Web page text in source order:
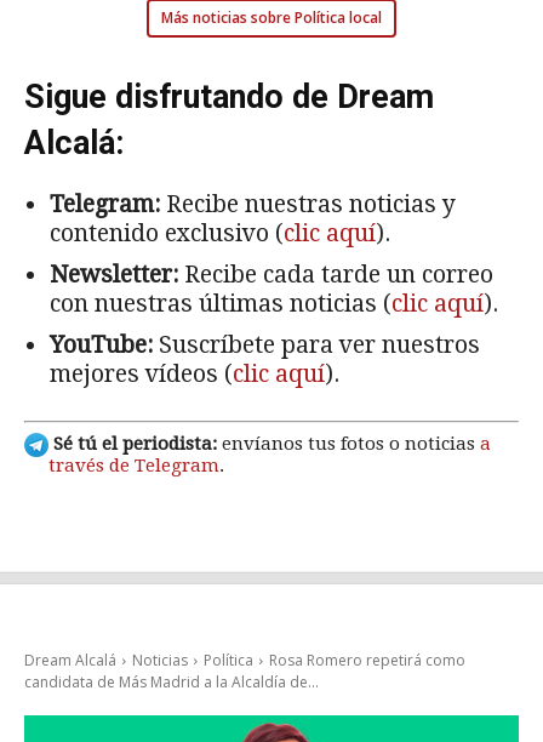
Más noticias sobre Política local
Sigue disfrutando de Dream
Alcalá:
Telegram: Recibe nuestras noticias y
contenido exclusivo (clic aquí).
Newsletter: Recibe cada tarde un correo
con nuestras últimas noticias (clic aquí).
YouTube: Suscríbete para ver nuestros
mejores vídeos (clic aquí).
Sé tú el periodista: envíanos tus fotos o noticias a
través de Telegram.